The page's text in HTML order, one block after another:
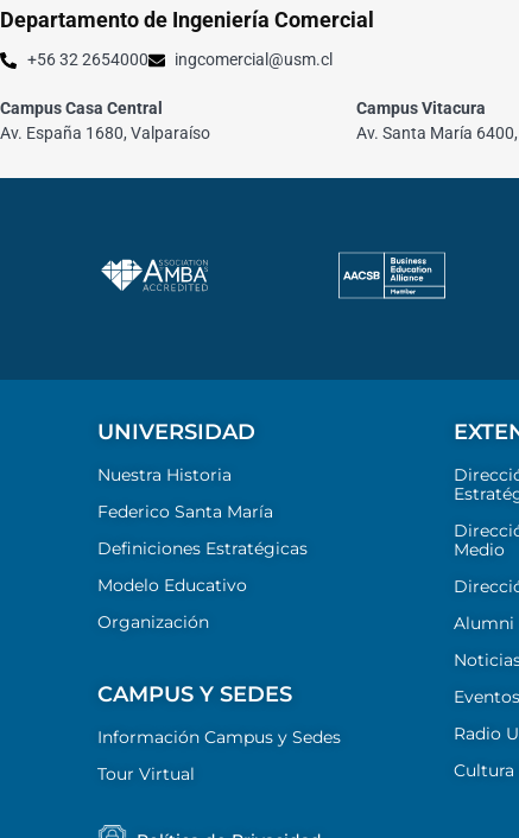
Departamento de Ingeniería Comercial
+56 32 2654000 ingcomercial@usm.cl
Campus Casa Central
Av. España 1680, Valparaíso
Campus Vitacura
Av. Santa María
UNIVERSIDAD
Nuestra Historia
Federico Santa María
Definiciones Estratégicas
Modelo Educativo
Organización
CAMPUS Y SEDES
Información Campus y Sedes
Tour Virtual
Medio
Alumni
Eventos
Radio
Cultura